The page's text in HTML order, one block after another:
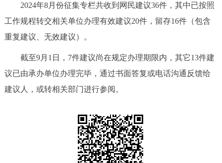
政务公开
市领导
专题公开
法人服务
2024年8月份征集专栏共收到网民建议36件，其中已按照
工作规程转交相关单位办理有效建议20件，留存16件（包含
重复建议、无效建议）。
截至9月1日，7件建议尚在规定办理期限内，其它13件建
议已由承办单位办理完毕，通过书面答复或电话沟通反馈给
建议人，或转相关部门进行参阅。